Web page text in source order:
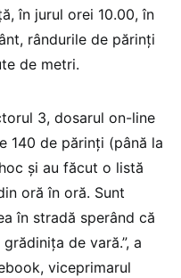
în jurul orei 10.00, în
rândurile de părinţi
de metri.
3, dosarul on-line
140 de părinți (până la
și au făcut o listă
oră în oră. Sunt
în stradă sperând că
de vară.”, a
viceprimarul